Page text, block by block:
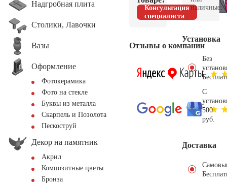
Надгробная плита
Столики, Лавочки
Вазы
Оформление
Фотокерамика
Фото на стекле
Буквы из металла
Скарпель и Позолота
Пескоструй
Декор на памятник
Акрил
Композитные цветы
Бронза
Консультация
специалиста
Отзывы о компании
наличные.
Установка
Без
С
500
руб.
Доставка